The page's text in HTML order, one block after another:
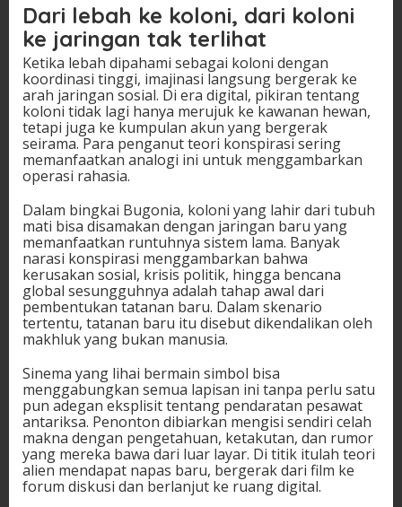
Dari lebah ke koloni, dari koloni
ke jaringan tak terlihat
Ketika lebah dipahami sebagai koloni dengan
koordinasi tinggi, imajinasi langsung bergerak ke
arah jaringan sosial. Di era digital, pikiran tentang
koloni tidak lagi hanya merujuk ke kawanan hewan,
tetapi juga ke kumpulan akun yang bergerak
seirama. Para penganut teori konspirasi sering
memanfaatkan analogi ini untuk menggambarkan
operasi rahasia.
Dalam bingkai Bugonia, koloni yang lahir dari tubuh
mati bisa disamakan dengan jaringan baru yang
memanfaatkan runtuhnya sistem lama. Banyak
narasi konspirasi menggambarkan bahwa
kerusakan sosial, krisis politik, hingga bencana
global sesungguhnya adalah tahap awal dari
pembentukan tatanan baru. Dalam skenario
tertentu, tatanan baru itu disebut dikendalikan oleh
makhluk yang bukan manusia.
Sinema yang lihai bermain simbol bisa
menggabungkan semua lapisan ini tanpa perlu satu
pun adegan eksplisit tentang pendaratan pesawat
antariksa. Penonton dibiarkan mengisi sendiri celah
makna dengan pengetahuan, ketakutan, dan rumor
yang mereka bawa dari luar layar. Di titik itulah teori
alien mendapat napas baru, bergerak dari film ke
forum diskusi dan berlanjut ke ruang digital.